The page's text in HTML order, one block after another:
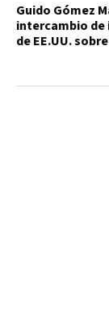
Guido Gómez
intercambio
de EE.UU.